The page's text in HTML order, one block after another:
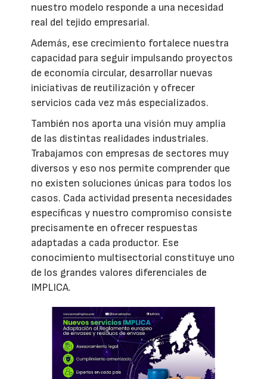
nuestro modelo responde a una necesidad
real del tejido empresarial.
Además, ese crecimiento fortalece nuestra
capacidad para seguir impulsando proyectos
de economía circular, desarrollar nuevas
iniciativas de reutilización y ofrecer
servicios cada vez más especializados.
También nos aporta una visión muy amplia
de las distintas realidades industriales.
Trabajamos con empresas de sectores muy
diversos y eso nos permite comprender que
no existen soluciones únicas para todos los
casos. Cada actividad presenta necesidades
específicas y nuestro compromiso consiste
precisamente en ofrecer respuestas
adaptadas a cada productor. Ese
conocimiento multisectorial constituye uno
de los grandes valores diferenciales de
IMPLICA.